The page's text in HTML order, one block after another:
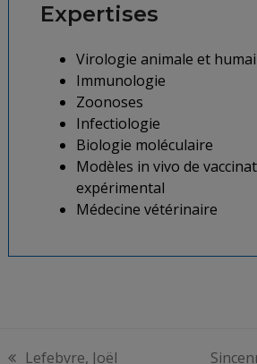
Expertises
Virologie animale et
Immunologie
Zoonoses
Infectiologie
Biologie moléculaire
Modèles in vivo de
expérimental
Médecine vétérinaire
Lefebvre, Joël